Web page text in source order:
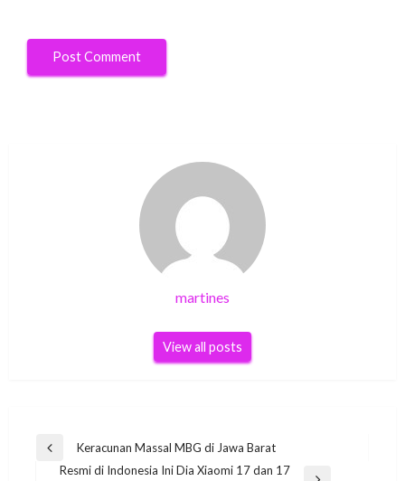
martines
View all posts
Post
navigation
Previous
Keracunan Massal MBG di Jawa Barat
Resmi di Indonesia Ini Dia Xiaomi 17 dan 17